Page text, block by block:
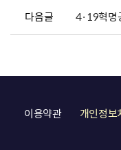
다음글 4·19혁명
이용약관 개인정보